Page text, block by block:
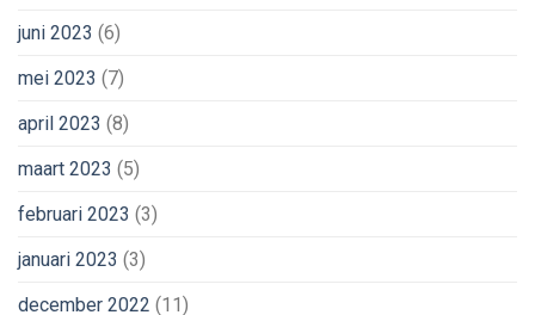
juni 2023 (6)
mei 2023 (7)
april 2023 (8)
maart 2023 (5)
februari 2023 (3)
januari 2023 (3)
december 2022 (11)